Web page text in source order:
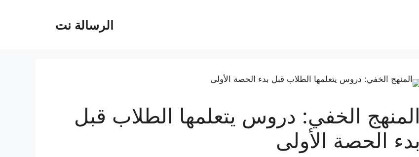
الرسالة نت
المنهج الخفي: دروس يتعلمها الطلاب قبل
بدء الحصة الأولى